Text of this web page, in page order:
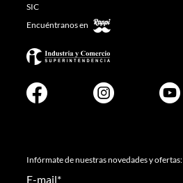
SIC
Encuéntranos en
Infórmate de nuestras novedades y ofertas:
E-mail*